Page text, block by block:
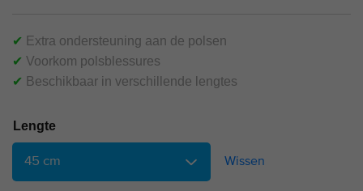
✔ Extra ondersteuning aan de polsen
✔ Voorkom polsblessures
✔ Beschikbaar in verschillende lengtes
Lengte
Wissen